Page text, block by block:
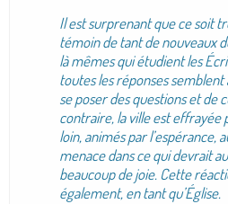
Il est surprenant que ce soit
témoin de tant de nouveaux
là mêmes qui étudient les
toutes les réponses
se poser des questions et de
contraire, la ville est effrayée
loin, animés par l’espérance,
menace dans ce qui devrait
beaucoup de joie. Cette
également, en tant qu’Église.